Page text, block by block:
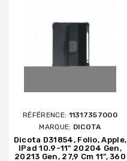
RÉFÉRENCE: 11317357000
MARQUE: DICOTA
Dicota D31854, Folio, Apple,
IPad 10.9-11" 20204 Gen,
20213 Gen, 27,9 Cm 11", 360